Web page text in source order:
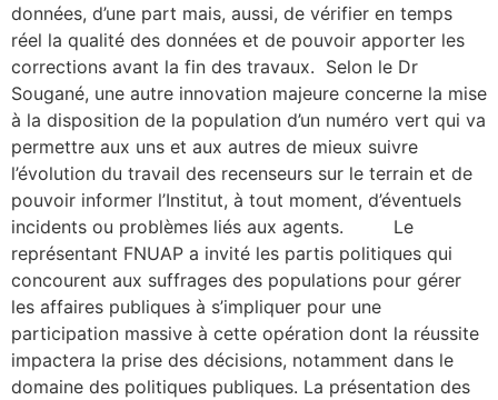
données, d’une part mais, aussi, de vérifier en temps
réel la qualité des données et de pouvoir apporter les
corrections avant la fin des travaux. Selon le Dr
Sougané, une autre innovation majeure concerne la mise
à la disposition de la population d’un numéro vert qui va
permettre aux uns et aux autres de mieux suivre
l’évolution du travail des recenseurs sur le terrain et de
pouvoir informer l’Institut, à tout moment, d’éventuels
incidents ou problèmes liés aux agents. Le
représentant FNUAP a invité les partis politiques qui
concourent aux suffrages des populations pour gérer
les affaires publiques à s’impliquer pour une
participation massive à cette opération dont la réussite
impactera la prise des décisions, notamment dans le
domaine des politiques publiques. La présentation des